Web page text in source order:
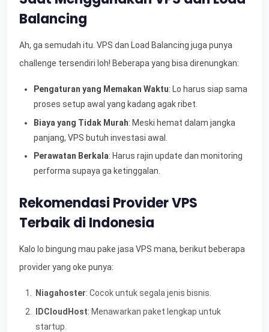
Balancing
Ah, ga semudah itu. VPS dan Load Balancing juga punya
challenge tersendiri loh! Beberapa yang bisa direnungkan:
Pengaturan yang Memakan Waktu: Lo harus siap sama
proses setup awal yang kadang agak ribet.
Biaya yang Tidak Murah: Meski hemat dalam jangka
panjang, VPS butuh investasi awal.
Perawatan Berkala: Harus rajin update dan monitoring
performa supaya ga ketinggalan.
Rekomendasi Provider VPS
Terbaik di Indonesia
Kalo lo bingung mau pake jasa VPS mana, berikut beberapa
provider yang oke punya:
Niagahoster: Cocok untuk segala jenis bisnis.
IDCloudHost: Menawarkan paket lengkap untuk
startup.